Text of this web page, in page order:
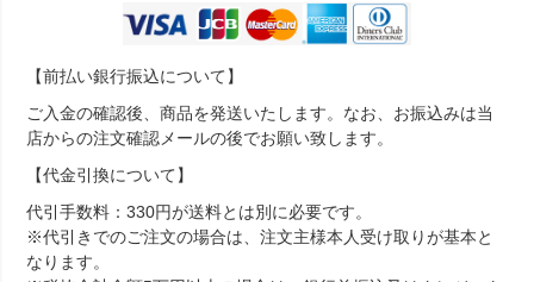
【前払い銀行振込について】
ご入金の確認後、商品を発送いたします。なお、お振込みは当
店からの注文確認メールの後でお願い致します。
【代金引換について】
代引手数料：330円が送料とは別に必要です。
※代引きでのご注文の場合は、注文主様本人受け取りが基本と
なります。